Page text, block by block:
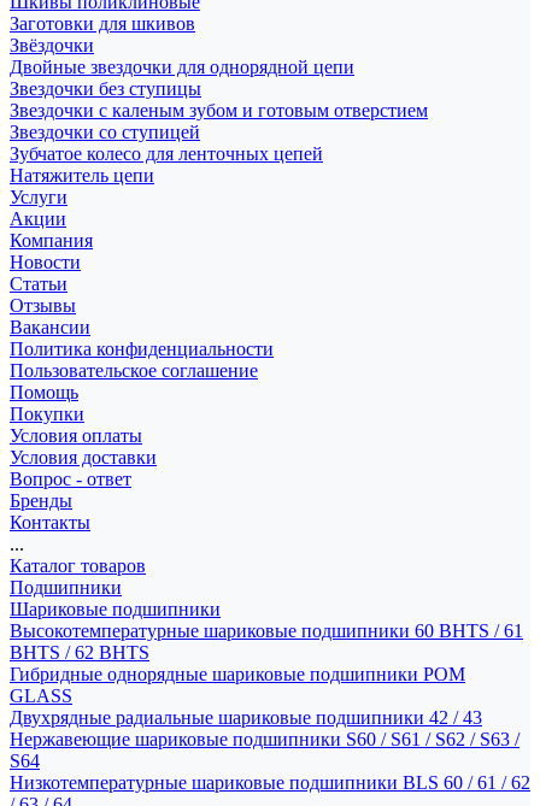
Заготовки для шкивов
Звёздочки
Двойные звездочки для однорядной цепи
Звездочки без ступицы
Звездочки с каленым зубом и готовым отверстием
Звездочки со ступицей
Зубчатое колесо для ленточных цепей
Натяжитель цепи
Услуги
Акции
Компания
Новости
Статьи
Отзывы
Вакансии
Политика конфиденциальности
Пользовательское соглашение
Помощь
Покупки
Условия оплаты
Условия доставки
Вопрос - ответ
Бренды
Контакты
...
Каталог товаров
Подшипники
Шариковые подшипники
Высокотемпературные шариковые подшипники 60 BHTS / 61
BHTS / 62 BHTS
Гибридные однорядные шариковые подшипники POM
GLASS
Двухрядные радиальные шариковые подшипники 42 / 43
Нержавеющие шариковые подшипники S60 / S61 / S62 / S63 /
S64
Низкотемпературные шариковые подшипники BLS 60 / 61 / 62